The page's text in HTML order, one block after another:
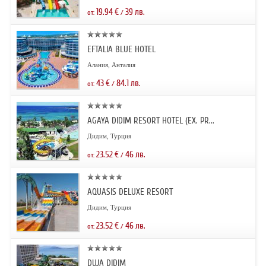
от: 19.94€/ 39 лв.
EFTALIA BLUE HOTEL
Алания, Анталия
от: 43€/ 84.1лв.
AGAYA DIDIM RESORT HOTEL (EX. PR...
Дидим, Турция
от: 23.52€/ 46лв.
AQUASIS DELUXE RESORT
Дидим, Турция
от: 23.52€/ 46лв.
DUJA DIDIM